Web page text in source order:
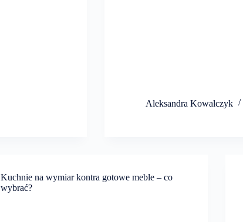
Aleksandra Kowalczyk
Kuchnie na wymiar kontra gotowe meble – co
wybrać?